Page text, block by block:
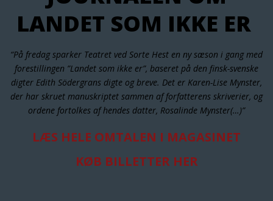
LANDET SOM IKKE ER
“På fredag sparker Teatret ved Sorte Hest en ny sæson i gang med
forestillingen ”Landet som ikke er”, baseret på den finsk-svenske
digter Edith Södergrans digte og breve. Det er Karen-Lise Mynster,
der har skruet manuskriptet sammen af forfatterens skriverier, og
ordene fortolkes af hendes datter, Rosalinde Mynster(…)”
LÆS HELE OMTALEN I MAGASINET
KØB BILLETTER HER